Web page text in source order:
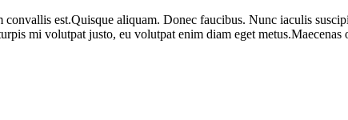
est.Quisque aliquam. Donec faucibus. Nunc iaculis
mi volutpat justo, eu volutpat enim diam eget metus.Maecenas